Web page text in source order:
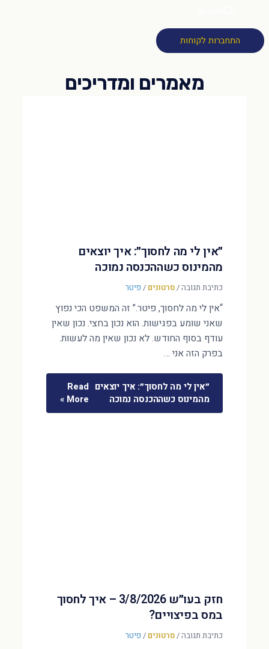
התחברות לקוחות
״אין לי מה לחסוך״: איך יוצאים
מהמינוס כשההכנסה נמוכה
כתיבת תגובה/סרטונים / פיטר
“אין לי מה לחסוך, פיטר.” זה המשפט הכי נפוץ
שאני שומע בפגישות. הוא נכון בחצי. נכון שאין
עודף בסוף החודש. לא נכון שאין מה לעשות.
בפרק הזה אני …
״אין לי מה לחסוך״: איך יוצאים
מהמינוס כשההכנסה נמוכה
Read
More »
חזק בעו״ש 3/8/2026 – איך לחסוך
במס בפיצויים?
כתיבת תגובה/סרטונים / פיטר